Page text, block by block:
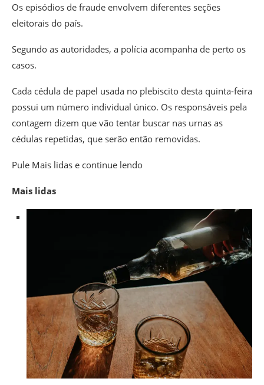
Os episódios de fraude envolvem diferentes seções
eleitorais do país.
Segundo as autoridades, a polícia acompanha de perto os
casos.
Cada cédula de papel usada no plebiscito desta quinta-feira
possui um número individual único. Os responsáveis pela
contagem dizem que vão tentar buscar nas urnas as
cédulas repetidas, que serão então removidas.
Pule Mais lidas e continue lendo
Mais lidas